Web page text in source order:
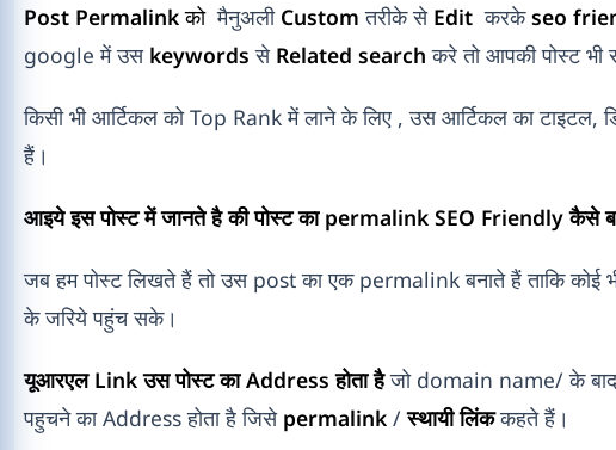
Post PermalinkकोमैनुअलीCustom तरीके से Edit करकेseo
google में उस keywords से Related search करे तो आपकी पोस्ट
किसी भी आर्टिकल को Top Rank में लाने के लिए , उस आर्टिकल का टाइटल,
हैं।
आइये इस पोस्ट में जानते है की पोस्ट का permalink SEO Friendly कैसे
जब हम पोस्ट लिखते हैं तो उस post का एक permalink बनाते हैं ताकि कोई
के जरिये पहुंच सके।
यूआरएल Link उस पोस्ट का Address होता हैजो domain name/ के
पहुचने का Address होता है जिसे permalink /स्थायी लिंककहते हैं।